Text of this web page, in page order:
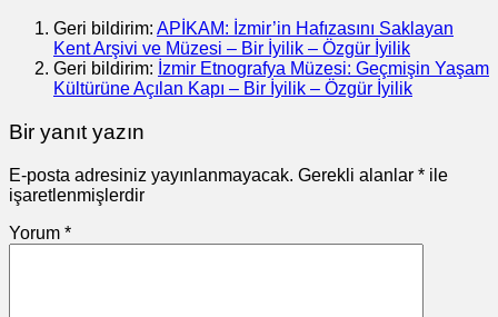
Geri bildirim: APİKAM: İzmir’in Hafızasını Saklayan
Kent Arşivi ve Müzesi – Bir İyilik – Özgür İyilik
Geri bildirim: İzmir Etnografya Müzesi: Geçmişin Yaşam
Kültürüne Açılan Kapı – Bir İyilik – Özgür İyilik
Bir yanıt yazın
E-posta adresiniz yayınlanmayacak. Gerekli alanlar * ile
işaretlenmişlerdir
Yorum *